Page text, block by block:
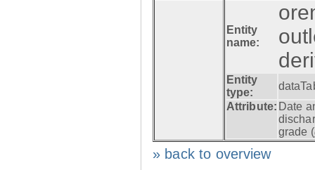
Entity
name:
Entity
type:
Attribute: Date
grade (
» back to overview